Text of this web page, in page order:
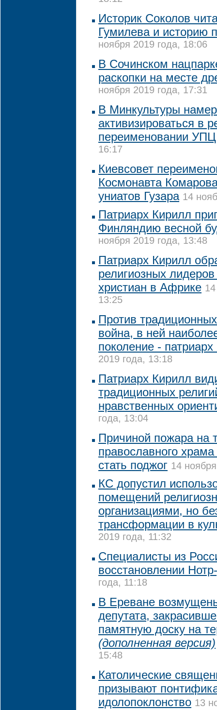
Историк Соколов
Гумилева и историю
ноября 2019 года, 18:06
В Сочинском
раскопки на месте
ноября 2019 года, 17:31
В Минкультуры
активизироваться в
переименовании УПЦ
16:17
Киевсовет
Космонавта
униатов Гузара 14
Патриарх Кирилл
Финляндию весной
ноября 2019 года, 13:48
Патриарх Кирилл
религиозных
христиан в Африке
13:25
Против
война, в ней
поколение -
2019 года, 13:18
Патриарх Кирилл
традиционных
нравственных
года, 13:04
Причиной пожара на
православного
стать поджог 14
КС допустил
помещений
организациями, но
трансформации в
2019 года, 11:32
Специалисты из
восстановлении
года, 11:18
В Ереване
депутата,
памятную доску на
(дополненная версия)
15:48
Католические
призывают
идолопоклонство 13